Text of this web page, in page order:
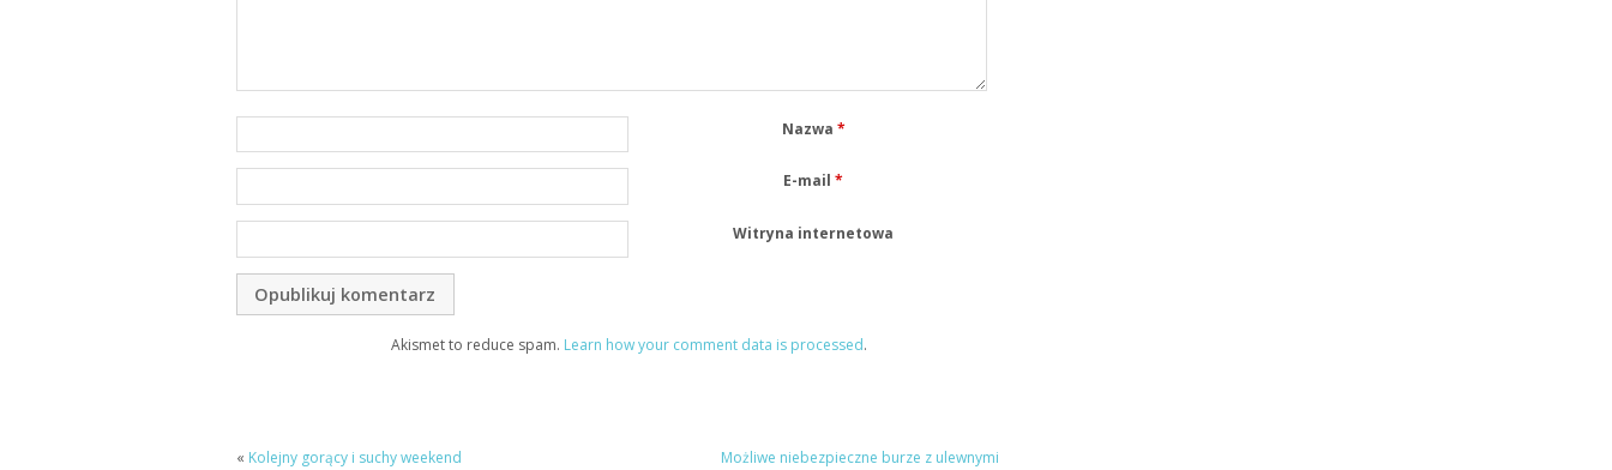
Nazwa *
E-mail*
Witryna internetowa
Akismet to reduce spam. Learn how your comment data is processed.
« Kolejny gorący i suchy weekend Możliwe niebezpieczne burze z ulewnymi